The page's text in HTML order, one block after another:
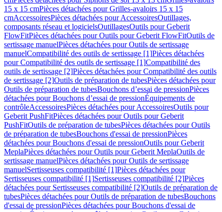
15 x 15 cmPièces détachées pour Grilles-avaloirs 15 x 15
cmAccessoiresPièces détachées pour AccessoiresOutillages,
composants réseau et logicielsOutillagesOutils pour Geberit
FlowFitPièces détachées pour Outils pour Geberit FlowFitOutils de
sertissage manuelPièces détachées pour Outils de sertissage
manuelCompatibilité des outils de sertissage [1]Pièces détachées
pour Compatibilité des outils de sertissage [1]Compatibilité des
outils de sertissage [2]Pièces détachées pour Compatibilité des outils
de sertissage [2]Outils de préparation de tubesPièces détachées pour
Outils de préparation de tubesBouchons d’essai de pressionPièces
détachées pour Bouchons d’essai de pressionÉquipements de
contrôleAccessoiresPièces détachées pour AccessoiresOutils pour
Geberit PushFitPièces détachées pour Outils pour Geberit
PushFitOutils de préparation de tubesPièces détachées pour Outils
de préparation de tubesBouchons d'essai de pressionPièces
détachées pour Bouchons d'essai de pressionOutils pour Geberit
MeplaPièces détachées pour Outils pour Geberit MeplaOutils de
sertissage manuelPièces détachées pour Outils de sertissage
manuelSertisseuses compatibilité [1]Pièces détachées pour
Sertisseuses compatibilité [1]Sertisseuses compatibilité [2]Pièces
détachées pour Sertisseuses compatibilité [2]Outils de préparation de
tubesPièces détachées pour Outils de préparation de tubesBouchons
d'essai de pressionPièces détachées pour Bouchons d'essai de